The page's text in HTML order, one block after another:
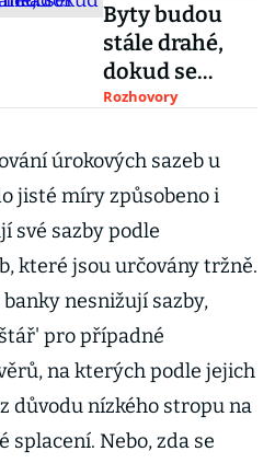
Byty budou
stále drahé,
dokud se
město
nebo
neporoste do
výšky, říká šéf
JRD Group
Rozhovory
úrokových sazeb u
jisté míry způsobeno i
své sazby podle
které jsou určovány tržně.
banky nesnižují sazby,
pro případné
na kterých podle jejich
důvodu nízkého stropu na
splacení. Nebo, zda se